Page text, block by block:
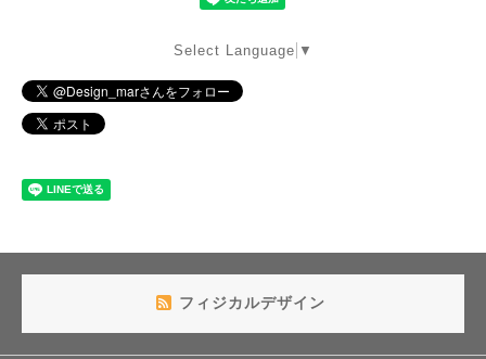
Select Language ▼
フィジカルデザイン